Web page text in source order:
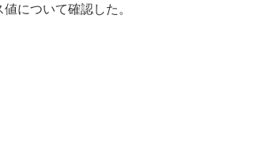
について確認した。